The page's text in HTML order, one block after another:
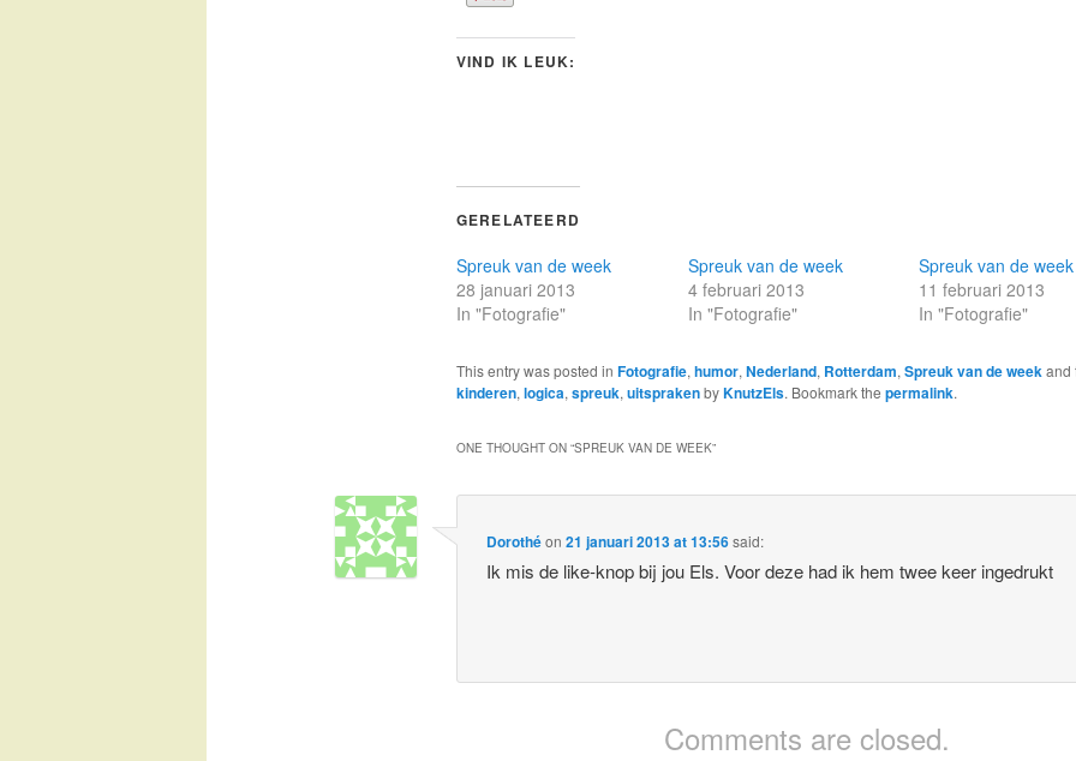
VIND IK LEUK:
GERELATEERD
Spreuk van de week
28 januari 2013
In "Fotografie"
Spreuk van de week
4 februari 2013
In "Fotografie"
Spreuk van de week
11 februari 2013
In "Fotografie"
This entry was posted in Fotografie, humor, Nederland, Rotterdam, Spreuk van de weekand
kinderen, logica, spreuk, uitsprakenbyKnutzEls. Bookmark the permalink.
ONE THOUGHT ON “SPREUK VAN DE WEEK”
Dorothéon21 januari 2013 at 13:56said:
Ik mis de like-knop bij jou Els. Voor deze had ik hem twee keer ingedrukt
Comments are closed.